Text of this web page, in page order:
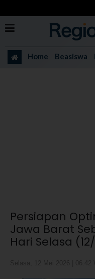
Home Beasiswa
Persiapan
Jawa Barat
Hari Selasa